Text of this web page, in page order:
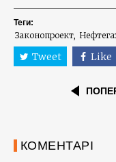
Теги:
Законопроект
Tweet Like
КОМЕНТАРІ